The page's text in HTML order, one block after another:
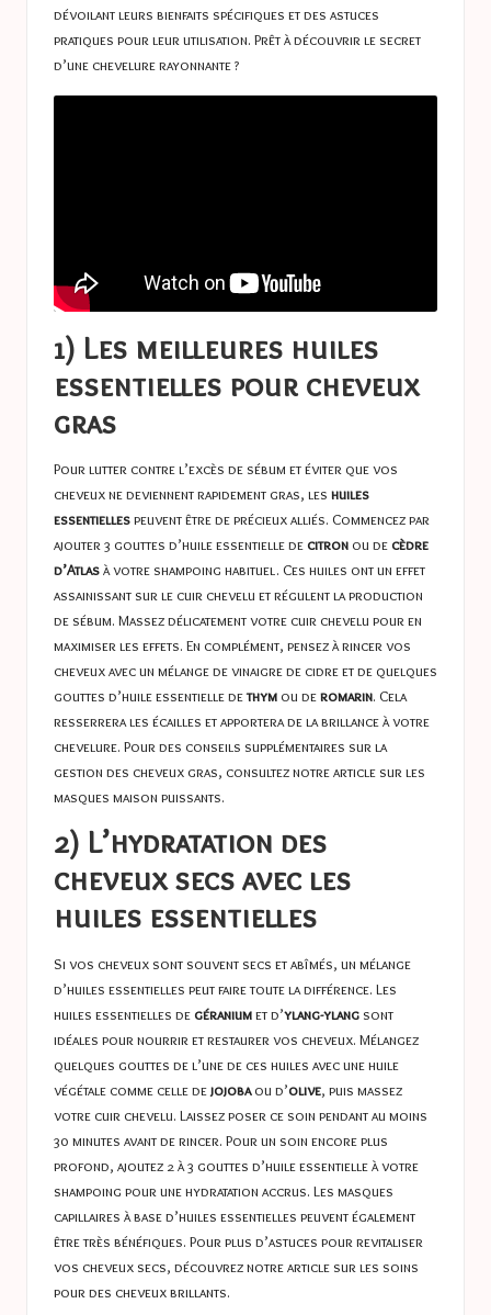
dévoilant leurs bienfaits spécifiques et des astuces
pratiques pour leur utilisation. Prêt à découvrir le secret
d’une chevelure rayonnante ?
1) Les meilleures huiles
essentielles pour cheveux
gras
Pour lutter contre l’excès de sébum et éviter que vos
cheveux ne deviennent rapidement gras, les huiles
essentiellespeuvent être de précieux alliés. Commencez par
ajouter 3 gouttes d’huile essentielle de citron ou de cèdre
d’Atlasà votre shampoing habituel. Ces huiles ont un effet
assainissant sur le cuir chevelu et régulent la production
de sébum. Massez délicatement votre cuir chevelu pour en
maximiser les effets. En complément, pensez à rincer vos
cheveux avec un mélange de vinaigre de cidre et de quelques
gouttes d’huile essentielle dethym ou deromarin. Cela
resserrera les écailles et apportera de la brillance à votre
chevelure. Pour des conseils supplémentaires sur la
gestion des cheveux gras, consultez notre article surles
masques maison puissants.
2) L’hydratation des
cheveux secs avec les
huiles essentielles
Si vos cheveux sont souvent secs et abîmés, un mélange
d’huiles essentielles peut faire toute la différence. Les
huiles essentielles de géraniumet d’ylang-ylang sont
idéales pour nourrir et restaurer vos cheveux. Mélangez
quelques gouttes de l’une de ces huiles avec une huile
végétale comme celle dejojobaou d’olive, puis massez
votre cuir chevelu. Laissez poser ce soin pendant au moins
30 minutes avant de rincer. Pour un soin encore plus
profond, ajoutez 2 à 3 gouttes d’huile essentielle à votre
shampoing pour une hydratation accrus. Les masques
capillaires à base d’huiles essentielles peuvent également
être très bénéfiques. Pour plus d’astuces pour revitaliser
vos cheveux secs, découvrez notre article sur les soins
pour des cheveux brillants.